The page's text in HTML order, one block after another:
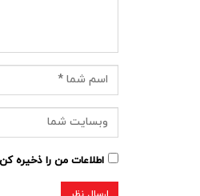
اطلاعات من را ذخیره